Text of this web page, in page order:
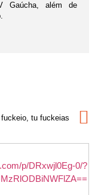
Gaúcha, além de
fuckeio, tu fuckeias